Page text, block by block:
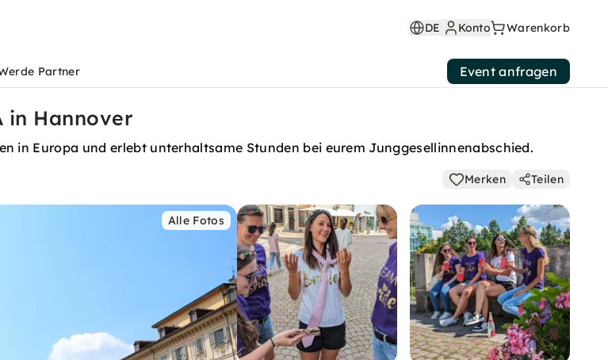
DE Konto Warenkorb
Partner Event anfragen
in Hannover
in Europa und erlebt unterhaltsame Stunden bei eurem Junggesellinnenabschied.
Merken Teilen
Alle Fotos